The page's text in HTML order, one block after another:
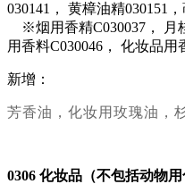
030141， 黄樟油精030151
※烟用香精C030037， 月
用香料C030046， 化妆品用
新增：
芳香油，化妆用玫瑰油，
0306 化妆品（不包括动物用